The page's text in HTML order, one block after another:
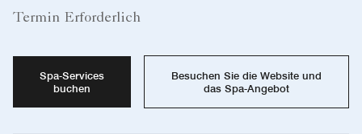
Termin Erforderlich
Spa-Services
buchen
Besuchen Sie die Website und
das Spa-Angebot